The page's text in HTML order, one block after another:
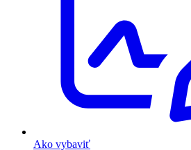
Ako vybaviť